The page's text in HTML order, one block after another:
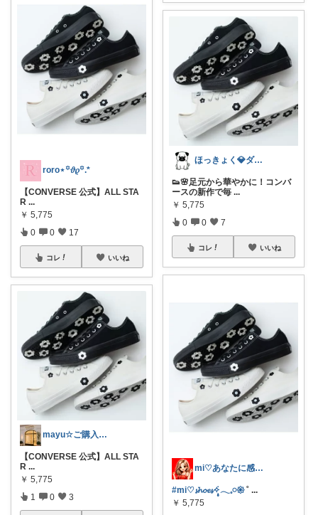
roro⋆꙳𝜗𝜚꙳.*‬
【CONVERSE 公式】ALL STA
R ...
￥ 5,775
0 0 17
コレ いいね
mayu☆ご購入😍フォロー😊感謝
【CONVERSE 公式】ALL STA
R ...
￥ 5,775
1 0 3
ほっきょく💎ダイヤモンド会員💎
👟🌸足元から華やかに！コンバ
ースの新作で毎 ...
￥ 5,775
0 0 7
コレ いいね
mi♡あなたに感謝します♡
#mi♡𝓼𝓱𝓸𝓮𝓼✧̣̥̇𓂃𓈒𓏸𑁍˚ ...
￥ 5,775